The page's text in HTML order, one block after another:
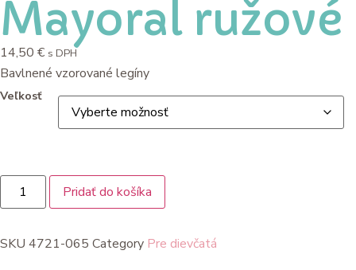
Mayoral ružové
14,50 € s DPH
Bavlnené vzorované legíny
Veľkosť
Pridať do košíka
SKU 4721-065 Category Pre dievčatá